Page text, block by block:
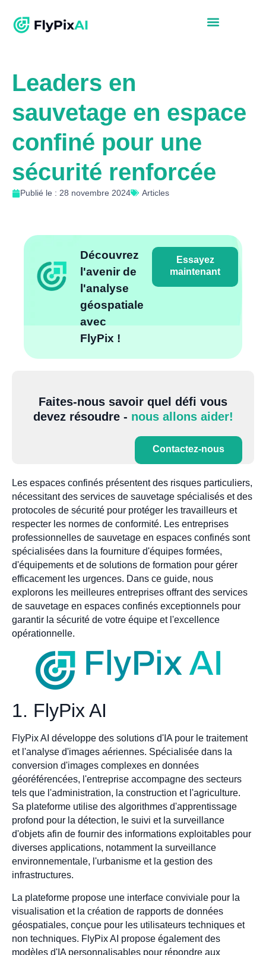
Leaders en
sauvetage en espace
confiné pour une
sécurité renforcée
Publié le : 28 novembre 2024 Articles
Découvrez
l'avenir de
l'analyse
géospatiale
avec
FlyPix !
Essayez
maintenant
Faites-nous savoir quel défi vous
devez résoudre - nous allons aider!
Contactez-nous
Les espaces confinés présentent des risques particuliers,
nécessitant des services de sauvetage spécialisés et des
protocoles de sécurité pour protéger les travailleurs et
respecter les normes de conformité. Les entreprises
professionnelles de sauvetage en espaces confinés sont
spécialisées dans la fourniture d'équipes formées,
d'équipements et de solutions de formation pour gérer
efficacement les urgences. Dans ce guide, nous
explorons les meilleures entreprises offrant des services
de sauvetage en espaces confinés exceptionnels pour
garantir la sécurité de votre équipe et l'excellence
opérationnelle.
1. FlyPix AI
FlyPix AI développe des solutions d'IA pour le traitement
et l'analyse d'images aériennes. Spécialisée dans la
conversion d'images complexes en données
géoréférencées, l'entreprise accompagne des secteurs
tels que l'administration, la construction et l'agriculture.
Sa plateforme utilise des algorithmes d'apprentissage
profond pour la détection, le suivi et la surveillance
d'objets afin de fournir des informations exploitables pour
diverses applications, notamment la surveillance
environnementale, l'urbanisme et la gestion des
infrastructures.
La plateforme propose une interface conviviale pour la
visualisation et la création de rapports de données
géospatiales, conçue pour les utilisateurs techniques et
non techniques. FlyPix AI propose également des
modèles d'IA personnalisables pour répondre aux